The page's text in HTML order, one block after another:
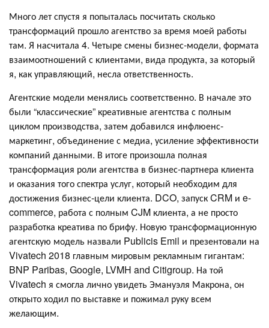
Много лет спустя я попыталась посчитать сколько
трансформаций прошло агентство за время моей работы
там. Я насчитала 4. Четыре смены бизнес-модели, формата
взаимоотношений с клиентами, вида продукта, за который
я, как управляющий, несла ответственность.
Агентские модели менялись соответственно. В начале это
были “классические” креативные агентства с полным
циклом производства, затем добавился инфлюенс-
маркетинг, объединение с медиа, усиление эффективности
компаний данными. В итоге произошла полная
трансформация роли агентства в бизнес-партнера клиента
и оказания того спектра услуг, который необходим для
достижения бизнес-цели клиента. DCO, запуск CRM и e-
commerce, работа с полным CJM клиента, а не просто
разработка креатива по брифу. Новую трансформационную
агентскую модель назвали Publicis Emil и презентовали на
Vivatech 2018 главным мировым рекламным гигантам:
BNP Paribas, Google, LVMH and Citigroup. На той
Vivatech я смогла лично увидеть Эмануэля Макрона, он
открыто ходил по выставке и пожимал руку всем
желающим.